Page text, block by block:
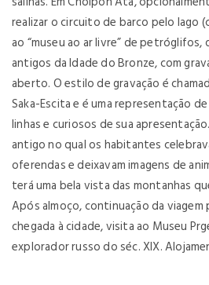
realizar o circuito de barco pelo lago
ao “museu ao ar livre” de
antigos da Idade do Bronze, com
aberto. O estilo de gravação é
Saka-Escita e é uma representação
linhas e curiosos de sua
antigo no qual os habitantes
oferendas e deixavam imagens de
terá uma bela vista das montanhas
Após almoço, continuação da viagem
chegada à cidade, visita ao Museu
explorador russo do séc. XIX.